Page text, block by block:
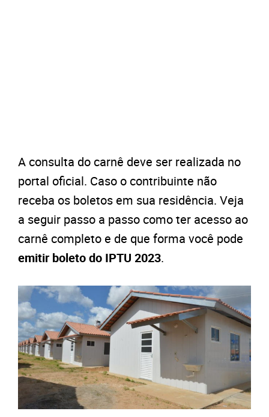
A consulta do carnê deve ser realizada no
portal oficial. Caso o contribuinte não
receba os boletos em sua residência. Veja
a seguir passo a passo como ter acesso ao
carnê completo e de que forma você pode
emitir boleto do IPTU 2023.